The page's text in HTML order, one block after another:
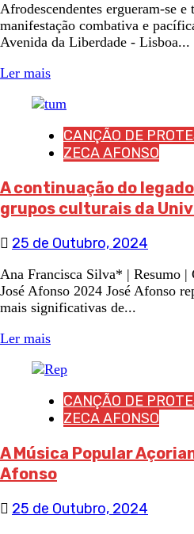
Afrodescendentes ergueram-se
manifestação combativa e
Avenida da Liberdade - Lisboa...
Ler mais
CANÇÃO DE
ZECA AFONSO
A continuação do
grupos culturais da
25 de Outubro, 2024
Ana Francisca Silva* | Resumo |
José Afonso 2024 José Afonso
mais significativas de...
Ler mais
CANÇÃO DE
ZECA AFONSO
A Música Popular
Afonso
25 de Outubro, 2024